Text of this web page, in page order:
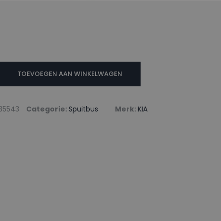
TOEVOEGEN AAN WINKELWAGEN
Categorie: Spuitbus Merk: KIA